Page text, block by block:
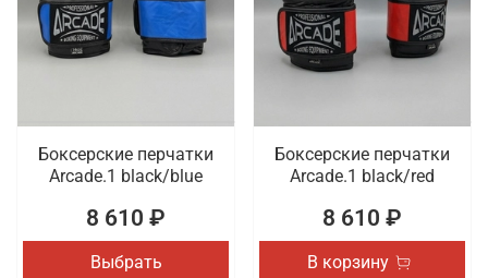
Боксерские перчатки
Arcade.1 black/blue
8 610 ₽
Выбрать
Боксерские перчатки
Arcade.1 black/red
8 610 ₽
В корзину